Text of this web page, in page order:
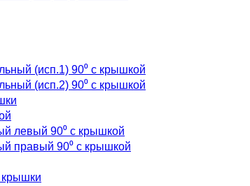
(исп.1) 90⁰ с крышкой
(исп.2) 90⁰ с крышкой
левый 90⁰ с крышкой
правый 90⁰ с крышкой
крышки